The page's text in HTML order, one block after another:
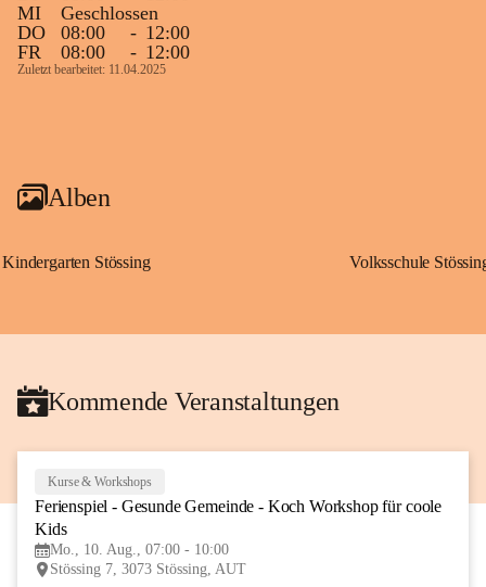
MI
Geschlossen
DO
08:00 - 12:00
FR
08:00 - 12:00
Zuletzt bearbeitet: 11.04.2025
Alben
Kindergarten Stössing Volksschule
Kommende Veranstaltungen
AUG
Kurse & Workshops
Ferienspiel - Gesunde Gemeinde - Koch Workshop für coole
Kids
Mo., 10. Aug., 07:00 - 10:00
Stössing 7, 3073 Stössing, AUT